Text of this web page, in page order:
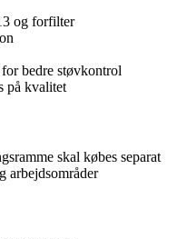
og forfilter
bedre støvkontrol
på kvalitet
skal købes separat
arbejdsområder